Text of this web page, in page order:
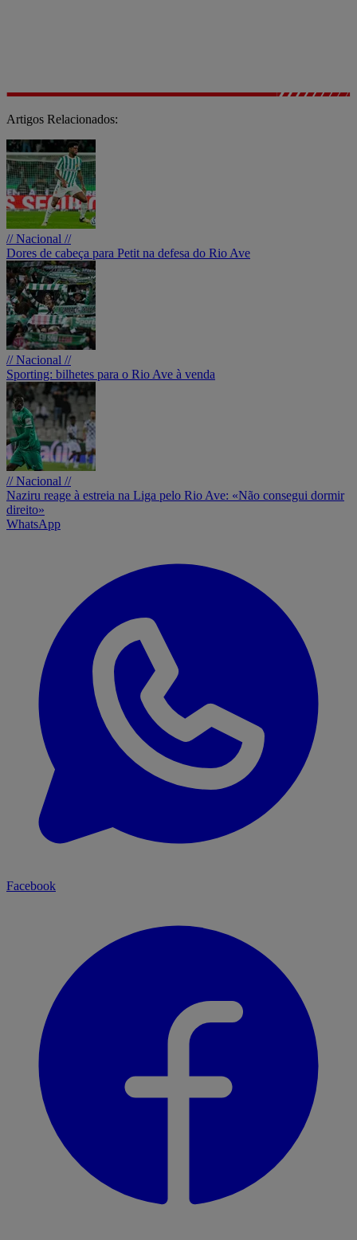
Artigos Relacionados:
// Nacional //
Dores de cabeça para Petit na defesa do Rio Ave
// Nacional //
Sporting: bilhetes para o Rio Ave à venda
// Nacional //
Naziru reage à estreia na Liga pelo Rio Ave: «Não consegui dormir
direito»
WhatsApp
Facebook